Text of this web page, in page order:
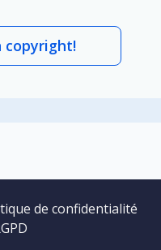
copyright!
de confidentialité